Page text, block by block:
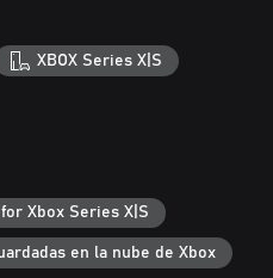
XBOX Series X|S
Xbox Series X|S
en la nube de Xbox